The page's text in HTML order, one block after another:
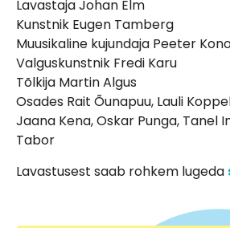
Lavastaja Johan Elm
Kunstnik Eugen Tamberg
Muusikaline kujundaja Peeter
Valguskunstnik Fredi Karu
Tõlkija Martin Algus
Osades Rait Õunapuu, Lauli
Jaana Kena, Oskar Punga, Tanel
Tabor
Lavastusest saab rohkem lugeda